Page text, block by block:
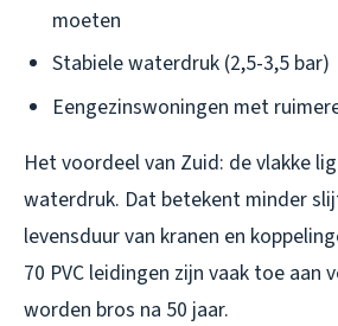
moeten
Stabiele waterdruk (2,5-3,5 bar)
Eengezinswoningen met
Het voordeel van Zuid: de vlakke
waterdruk. Dat betekent minder
levensduur van kranen en
70 PVC leidingen zijn vaak toe aan
worden bros na 50 jaar.